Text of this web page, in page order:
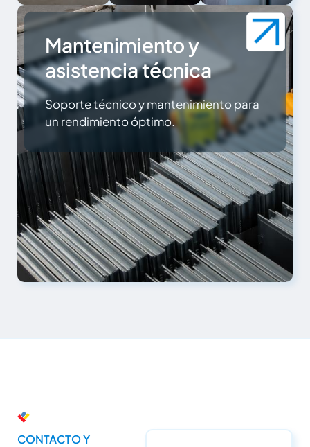
Mantenimiento y
asistencia técnica
Soporte técnico y mantenimiento para
un rendimiento óptimo.
CONTACTO Y